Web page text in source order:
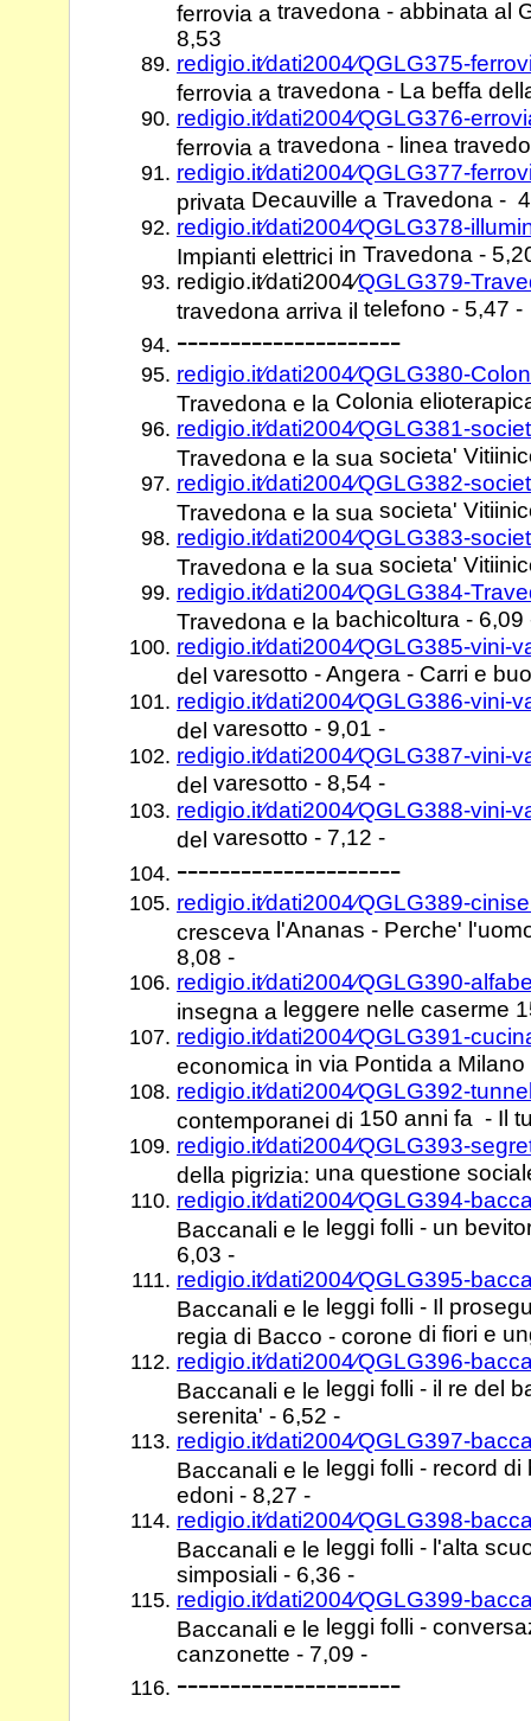
ferrovia a travedona - abbinata al
8,53
redigio.it⁄dati2004⁄QGLG375-
ferrovia a travedona - La beffa
redigio.it⁄dati2004⁄QGLG376-
ferrovia a travedona - linea
redigio.it⁄dati2004⁄QGLG377-
privata Decauville a Travedona -
redigio.it⁄dati2004⁄QGLG378-
Impianti elettrici in Travedona -
redigio.it⁄dati2004⁄QGLG379-
travedona arriva il telefono - 5,47 -
---------------------
redigio.it⁄dati2004⁄QGLG380-
Travedona e la Colonia
redigio.it⁄dati2004⁄QGLG381-
Travedona e la sua societa'
redigio.it⁄dati2004⁄QGLG382-
Travedona e la sua societa'
redigio.it⁄dati2004⁄QGLG383-
Travedona e la sua societa'
redigio.it⁄dati2004⁄QGLG384-
Travedona e la bachicoltura - 6,09
redigio.it⁄dati2004⁄QGLG385-vini-
del varesotto - Angera - Carri e
redigio.it⁄dati2004⁄QGLG386-vini-
del varesotto - 9,01 -
redigio.it⁄dati2004⁄QGLG387-vini-
del varesotto - 8,54 -
redigio.it⁄dati2004⁄QGLG388-vini-
del varesotto - 7,12 -
---------------------
redigio.it⁄dati2004⁄QGLG389-
cresceva l'Ananas - Perche'
8,08 -
redigio.it⁄dati2004⁄QGLG390-
insegna a leggere nelle caserme
redigio.it⁄dati2004⁄QGLG391-
economica in via Pontida a Milano
redigio.it⁄dati2004⁄QGLG392-
contemporanei di 150 anni fa - Il
redigio.it⁄dati2004⁄QGLG393-
della pigrizia: una questione
redigio.it⁄dati2004⁄QGLG394-
Baccanali e le leggi folli - un
6,03 -
redigio.it⁄dati2004⁄QGLG395-
Baccanali e le leggi folli - Il
regia di Bacco - corone di fiori e
redigio.it⁄dati2004⁄QGLG396-
Baccanali e le leggi folli - il re del
serenita' - 6,52 -
redigio.it⁄dati2004⁄QGLG397-
Baccanali e le leggi folli - record
edoni - 8,27 -
redigio.it⁄dati2004⁄QGLG398-
Baccanali e le leggi folli - l'alta
simposiali - 6,36 -
redigio.it⁄dati2004⁄QGLG399-
Baccanali e le leggi folli -
canzonette - 7,09 -
---------------------